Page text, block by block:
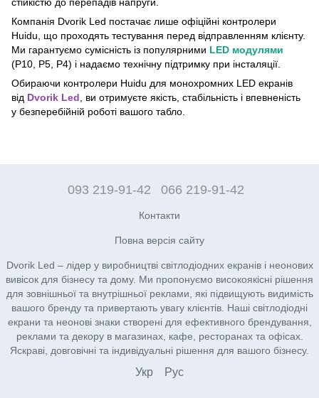
Компанія Dvorik Led постачає лише офіційні контролери
Huidu, що проходять тестування перед відправленням клієнту.
Ми гарантуємо сумісність із популярними LED модулями
(P10, P5, P4) і надаємо технічну підтримку при інсталяції.
Обираючи контролери Huidu для монохромних LED екранів
від Dvorik Led , ви отримуєте якість, стабільність і впевненість
у безперебійній роботі вашого табло.
093 219-91-42 066 219-91-42
Контакти
Повна версія сайту
Dvorik Led – лідер у виробництві світлодіодних екранів і неонових
вивісок для бізнесу та дому. Ми пропонуємо високоякісні рішення
для зовнішньої та внутрішньої реклами, які підвищують видимість
вашого бренду та привертають увагу клієнтів. Наші світлодіодні
екрани та неонові знаки створені для ефективного брендування,
реклами та декору в магазинах, кафе, ресторанах та офісах.
Яскраві, довговічні та індивідуальні рішення для вашого бізнесу.
Укр Рус